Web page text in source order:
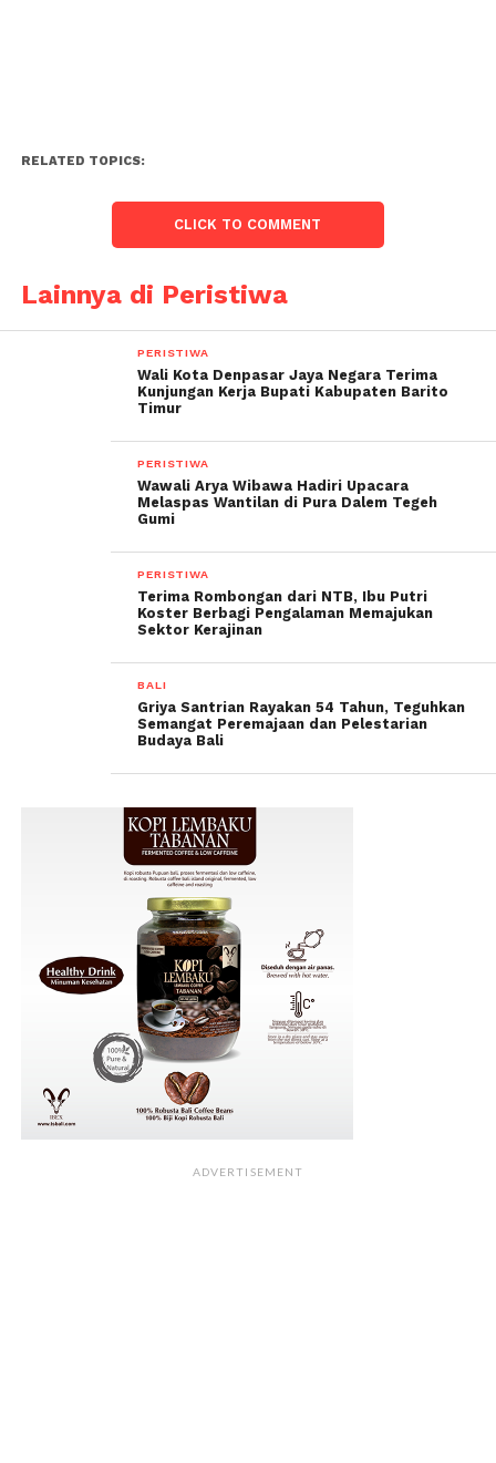
RELATED TOPICS:
CLICK TO COMMENT
Lainnya di Peristiwa
PERISTIWA
Wali Kota Denpasar Jaya Negara Terima
Kunjungan Kerja Bupati Kabupaten Barito
Timur
PERISTIWA
Wawali Arya Wibawa Hadiri Upacara
Melaspas Wantilan di Pura Dalem Tegeh
Gumi
PERISTIWA
Terima Rombongan dari NTB, Ibu Putri
Koster Berbagi Pengalaman Memajukan
Sektor Kerajinan
BALI
Griya Santrian Rayakan 54 Tahun, Teguhkan
Semangat Peremajaan dan Pelestarian
Budaya Bali
ADVERTISEMENT